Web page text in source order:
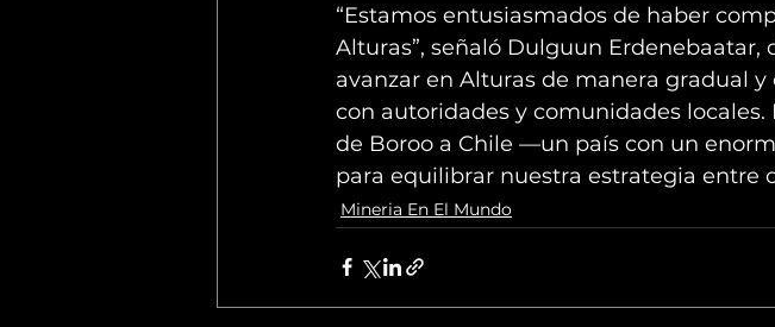
“Estamos entusiasmados de haber
Alturas”, señaló Dulguun Erdenebaatar,
avanzar en Alturas de manera gradual
con autoridades y comunidades
de Boroo a Chile —un país con un
para equilibrar nuestra estrategia entre
Mineria En El Mundo